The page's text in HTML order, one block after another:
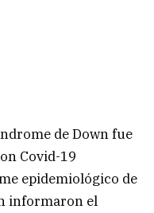
de Down fue
Covid-19
epidemiológico de
informaron el